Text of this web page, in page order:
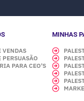
VENDAS
PARA CEO'S
MINHAS